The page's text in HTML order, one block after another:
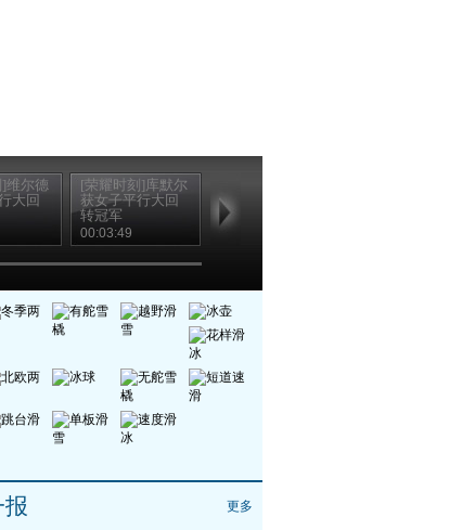
维尔德
大回
[荣耀时刻]库默尔
获女子平行大回
转冠军
00:03:49
夺高山滑雪男子
大回转冠军
00:01:31
更多